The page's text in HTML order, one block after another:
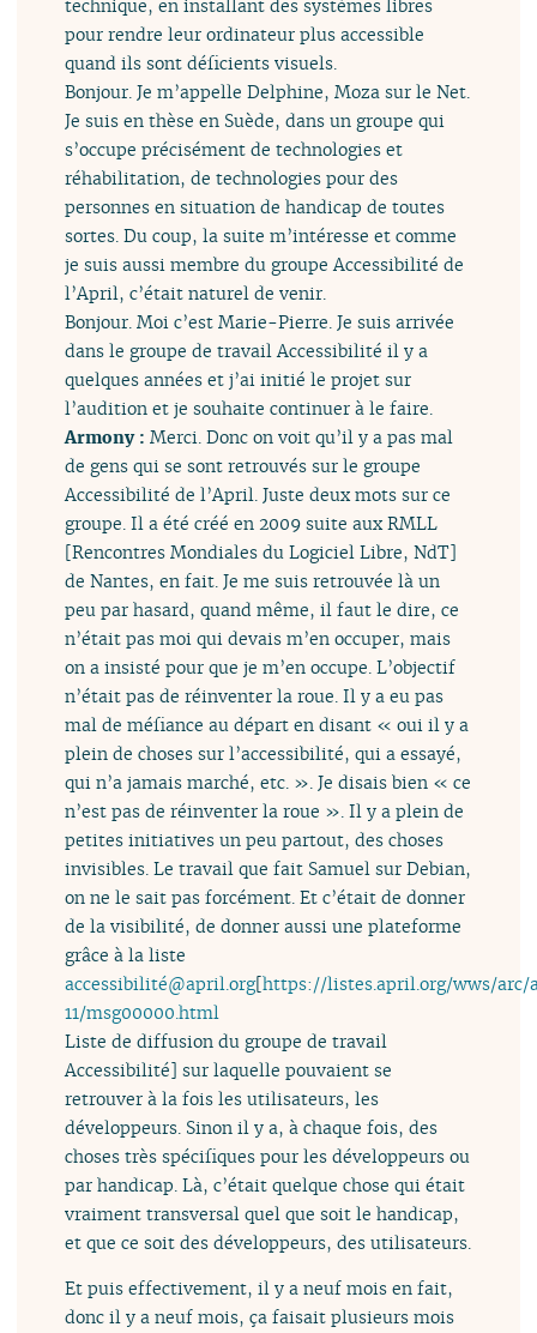
technique, en installant des systèmes libres
pour rendre leur ordinateur plus accessible
quand ils sont déficients visuels.
Bonjour. Je m’appelle Delphine, Moza sur le Net.
Je suis en thèse en Suède, dans un groupe qui
s’occupe précisément de technologies et
réhabilitation, de technologies pour des
personnes en situation de handicap de toutes
sortes. Du coup, la suite m’intéresse et comme
je suis aussi membre du groupe Accessibilité de
l’April, c’était naturel de venir.
Bonjour. Moi c’est Marie-Pierre. Je suis arrivée
dans le groupe de travail Accessibilité il y a
quelques années et j’ai initié le projet sur
l’audition et je souhaite continuer à le faire.
Armony : Merci. Donc on voit qu’il y a pas mal
de gens qui se sont retrouvés sur le groupe
Accessibilité de l’April. Juste deux mots sur ce
groupe. Il a été créé en 2009 suite aux RMLL
[Rencontres Mondiales du Logiciel Libre, NdT]
de Nantes, en fait. Je me suis retrouvée là un
peu par hasard, quand même, il faut le dire, ce
n’était pas moi qui devais m’en occuper, mais
on a insisté pour que je m’en occupe. L’objectif
n’était pas de réinventer la roue. Il y a eu pas
mal de méfiance au départ en disant « oui il y a
plein de choses sur l’accessibilité, qui a essayé,
qui n’a jamais marché, etc. ». Je disais bien « ce
n’est pas de réinventer la roue ». Il y a plein de
petites initiatives un peu partout, des choses
invisibles. Le travail que fait Samuel sur Debian,
on ne le sait pas forcément. Et c’était de donner
de la visibilité, de donner aussi une plateforme
grâce à la liste
accessibilité@april.org[https://listes.april.org/wws/arc/
11/msg00000.html
Liste de diffusion du groupe de travail
Accessibilité] sur laquelle pouvaient se
retrouver à la fois les utilisateurs, les
développeurs. Sinon il y a, à chaque fois, des
choses très spécifiques pour les développeurs ou
par handicap. Là, c’était quelque chose qui était
vraiment transversal quel que soit le handicap,
et que ce soit des développeurs, des utilisateurs.
Et puis effectivement, il y a neuf mois en fait,
donc il y a neuf mois, ça faisait plusieurs mois